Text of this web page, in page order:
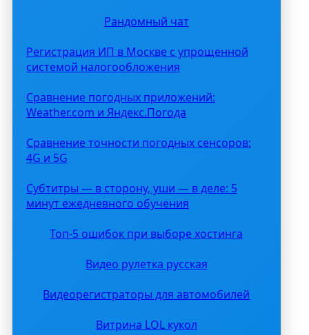
Рандомный чат
Регистрация ИП в Москве с упрощенной
системой налогообложения
Сравнение погодных приложений:
Weather.com и Яндекс.Погода
Сравнение точности погодных сенсоров:
4G и 5G
Субтитры — в сторону, уши — в деле: 5
минут ежедневного обучения
Топ-5 ошибок при выборе хостинга
Видео рулетка русская
Видеорегистраторы для автомобилей
Витрина LOL кукол